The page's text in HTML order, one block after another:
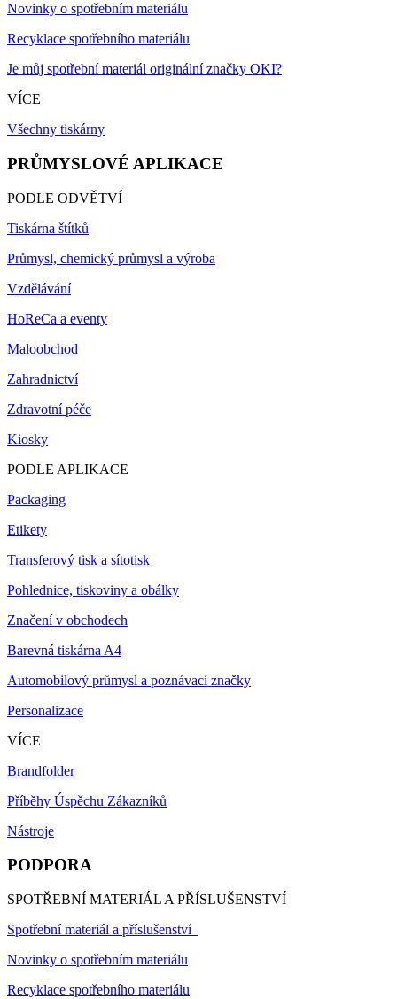
Novinky o spotřebním materiálu
Recyklace spotřebního materiálu
Je můj spotřební materiál originální značky OKI?
VÍCE
Všechny tiskárny
PRŮMYSLOVÉ APLIKACE
PODLE ODVĚTVÍ
Tiskárna štítků
Průmysl, chemický průmysl a výroba
Vzdělávání
HoReCa a eventy
Maloobchod
Zahradnictví
Zdravotní péče
Kiosky
PODLE APLIKACE
Packaging
Etikety
Transferový tisk a sítotisk
Pohlednice, tiskoviny a obálky
Značení v obchodech
Barevná tiskárna A4
Automobilový průmysl a poznávací značky
Personalizace
VÍCE
Brandfolder
Příběhy Úspěchu Zákazníků
Nástroje
PODPORA
SPOTŘEBNÍ MATERIÁL A PŘÍSLUŠENSTVÍ
Spotřební materiál a příslušenství
Novinky o spotřebním materiálu
Recyklace spotřebního materiálu